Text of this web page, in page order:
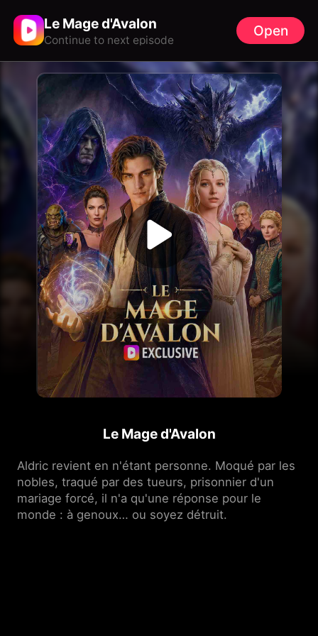
Le Mage d'Avalon
Continue to next episode
Open
Le Mage d'Avalon
Aldric revient en n'étant personne. Moqué par les
nobles, traqué par des tueurs, prisonnier d'un
mariage forcé, il n'a qu'une réponse pour le
monde : à genoux… ou soyez détruit.